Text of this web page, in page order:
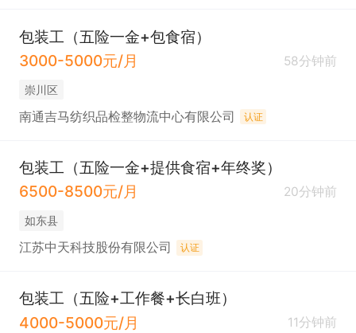
包装工（五险一金+包食宿）
3000-5000元/月
58分钟前
崇川区
南通吉马纺织品检整物流中心有限公司 认证
包装工（五险一金+提供食宿+年终奖）
6500-8500元/月
20分钟前
如东县
江苏中天科技股份有限公司 认证
包装工（五险+工作餐+长白班）
4000-5000元/月
11分钟前